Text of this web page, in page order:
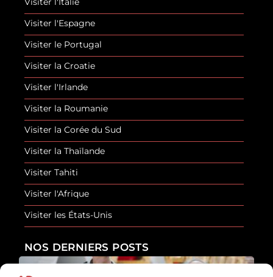
Visiter l'Espagne
Visiter le Portugal
Visiter la Croatie
Visiter l'Irlande
Visiter la Roumanie
Visiter la Corée du Sud
Visiter la Thaïlande
Visiter Tahiti
Visiter l'Afrique
Visiter les États-Unis
NOS DERNIERS POSTS